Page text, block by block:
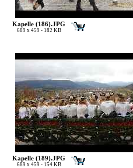
Kapelle (186).JPG
689 x 459 - 182 KB
Kapelle (189).JPG
689 x 459 - 154 KB